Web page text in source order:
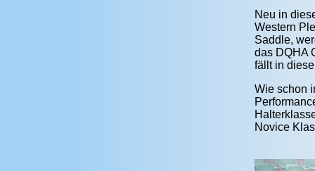
Neu in
Western
Saddle,
das DQHA
fällt in
Wie schon
Novice